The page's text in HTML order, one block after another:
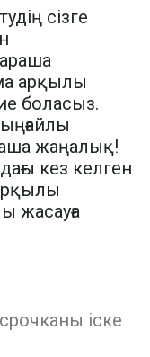
сізге
арқылы
боласыз.
жаңалық!
кез келген
жасауға
іске